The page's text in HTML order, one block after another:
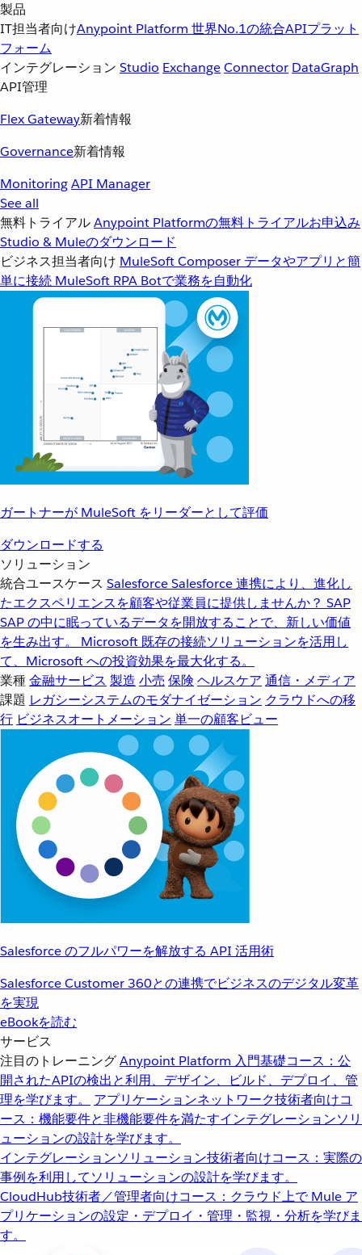
製品
IT担当者向けAnypoint Platform 世界No.1の統合APIプラット
フォーム
インテグレーション Studio ExchangeConnector DataGraph
API管理
Flex Gateway新着情報
Governance新着情報
MonitoringAPI Manager
See all
無料トライアルAnypoint Platformの無料トライアルお申込み
Studio & Muleのダウンロード
ビジネス担当者向け MuleSoft Composer データやアプリと簡
単に接続 MuleSoft RPA Botで業務を自動化
ガートナーが MuleSoft をリーダーとして評価
ダウンロードする
ソリューション
統合ユースケース SalesforceSalesforce 連携により、進化し
たエクスペリエンスを顧客や従業員に提供しませんか？ SAP
SAP の中に眠っているデータを開放することで、新しい価値
を生み出す。
Microsoft 既存の接続ソリューションを活用し
て、Microsoft への投資効果を最大化する。
業種金融サービス 製造 小売 保険 ヘルスケア 通信・メディア
課題 レガシーシステムのモダナイゼーション クラウドへの移
行 ビジネスオートメーション 単一の顧客ビュー
Salesforce のフルパワーを解放する API 活用術
Salesforce Customer 360との連携でビジネスのデジタル変革
を実現
eBookを読む
サービス
注目のトレーニングAnypoint Platform 入門基礎コース：公
開されたAPIの検出と利用、デザイン、ビルド、デプロイ、管
理を学びます。
アプリケーションネットワーク技術者向けコ
ース：機能要件と非機能要件を満たすインテグレーションソリ
ューションの設計を学びます。
インテグレーションソリューション技術者向けコース：実際の
事例を利用してソリューションの設計を学びます。
CloudHub技術者／管理者向けコース：クラウド上で Mule ア
プリケーションの設定・デプロイ・管理・監視・分析を学びま
す。